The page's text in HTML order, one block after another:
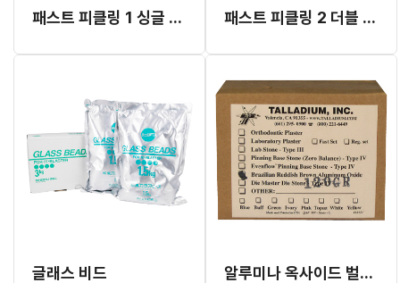
패스트 피클링 1 싱글 (마이크로 블라스터) 패스트 피클링 2 더블 (마이크로 블라스터)
글래스 비드 알루미나 옥사이드 벌크 (5kg)